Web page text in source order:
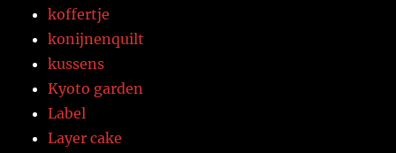
koffertje
konijnenquilt
kussens
Kyoto garden
Label
Layer cake